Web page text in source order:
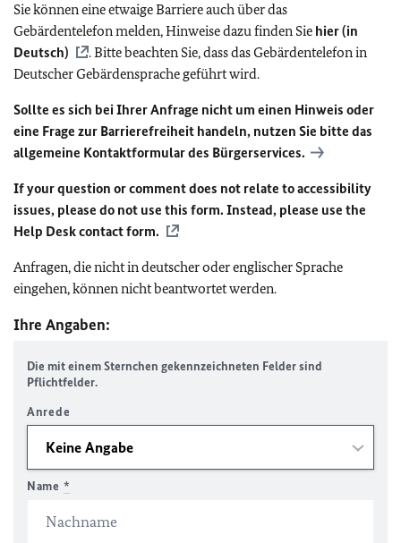
Sie können eine etwaige Barriere auch über das
Gebärdentelefon melden, Hinweise dazu finden Sie hier (in
Deutsch)
. Bitte beachten Sie, dass das Gebärdentelefon in
Deutscher Gebärdensprache geführt wird.
Sollte es sich bei Ihrer Anfrage nicht um einen Hinweis oder
eine Frage zur Barrierefreiheit handeln, nutzen Sie bitte das
allgemeine Kontaktformular des Bürgerservices.
If your question or comment does not relate to accessibility
issues, please do not use this form. Instead, please use the
Help Desk contact form.
Anfragen, die nicht in deutscher oder englischer Sprache
eingehen, können nicht beantwortet werden.
Ihre Angaben:
Die mit einem Sternchen gekennzeichneten Felder sind
Pflichtfelder.
Anrede
Name *